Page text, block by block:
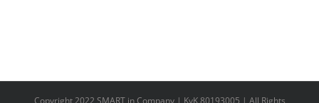
Copyright 2022 SMART in Company | KvK 80193005 | All Rights